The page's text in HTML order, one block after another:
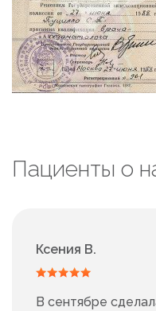
Пациенты о
Ксения В.
В сентябре